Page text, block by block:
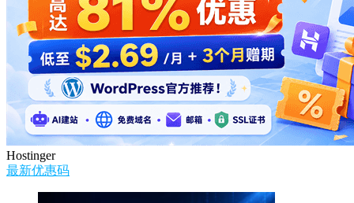
Hostinger
最新优惠码